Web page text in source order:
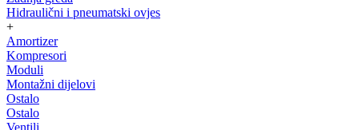
Hidraulični i pneumatski ovjes
+
Amortizer
Kompresori
Moduli
Montažni dijelovi
Ostalo
Ostalo
Ventili